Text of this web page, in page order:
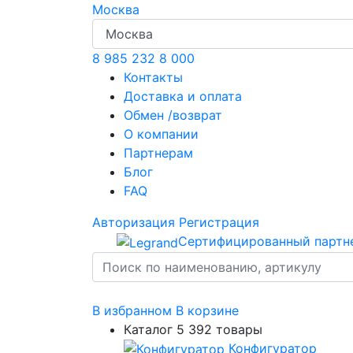
Москва
8 985 232 8 000
Контакты
Доставка и оплата
Обмен /возврат
О компании
Партнерам
Блог
FAQ
Авторизация Регистрация
Сертифицированный
В избранном В корзине
Каталог 5 392 товары
Конфигуратор